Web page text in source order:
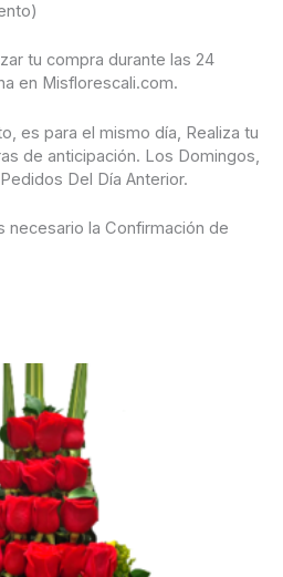
tu compra durante las 24
en Misflorescali.com.
es para el mismo día, Realiza tu
de anticipación. Los Domingos,
Del Día Anterior.
necesario la Confirmación de